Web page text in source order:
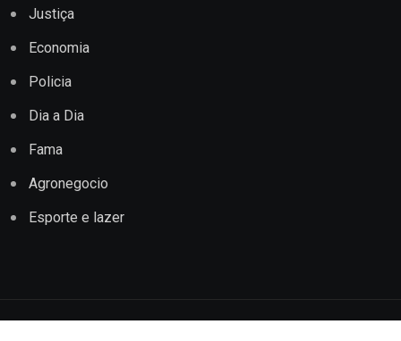
Justiça
Economia
Policia
Dia a Dia
Fama
Agronegocio
Esporte e lazer